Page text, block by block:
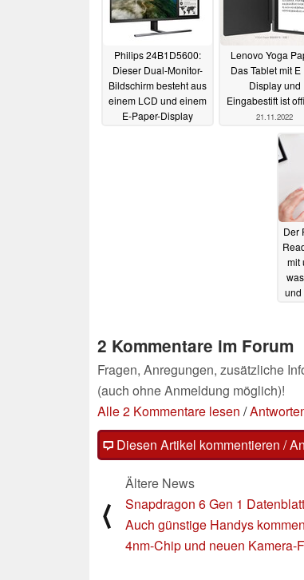
Philips 24B1D5600:
Dieser Dual-Monitor-
Bildschirm besteht aus
einem LCD und einem
E-Paper-Display
Lenovo Yoga
Das Tablet mit E
Display und
Eingabestift ist
21.11.2022
Der
mit
und
2 Kommentare im Forum
Fragen, Anregungen, zusätzliche
(auch ohne Anmeldung möglich)!
Alle 2 Kommentare lesen /
Diesen Artikel kommentieren /
⟨
Ältere News
Snapdragon 6 Gen 1
Auch günstige Handys
4nm-Chip und neuen Kamera-